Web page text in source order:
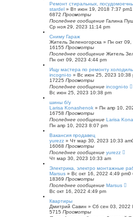
Ремонт стиральных,
stardel » Вт июн 19, 2018 7:37 pm1
6872 Просмотры
Последнее сообщение Галина
Ср ноя 29, 2023 11:14 pm
Сниму Гараж
Житель Зеленогорска » Пн окт
16155 Просмотры
Последнее сообщение Житель
Пн окт 09, 2023 4:44 pm
Ищу мастера по ремонту
incogni-to » Вс июн 25, 2023 10:38
17225 Просмотры
Последнее сообщение incogni-to
Вс июн 25, 2023 10:38 pm
шины б/у
Larisa Konashenok » Пн апр 10,
16758 Просмотры
Последнее сообщение Larisa
Пн апр 10, 2023 8:07 pm
Вакансия продавец
yurezz » Чт мар 30, 2023 10:33 am
16068 Просмотры
Последнее сообщение yurezz
Чт мар 30, 2023 10:33 am
Электрика, электро монтажные
Marsus » Вс окт 16, 2022 4:49 pm0
18369 Просмотры
Последнее сообщение Marsus
Вс окт 16, 2022 4:49 pm
Квартиры
Дмитрий Савин » Сб сен 03, 2022
5715 Просмотры